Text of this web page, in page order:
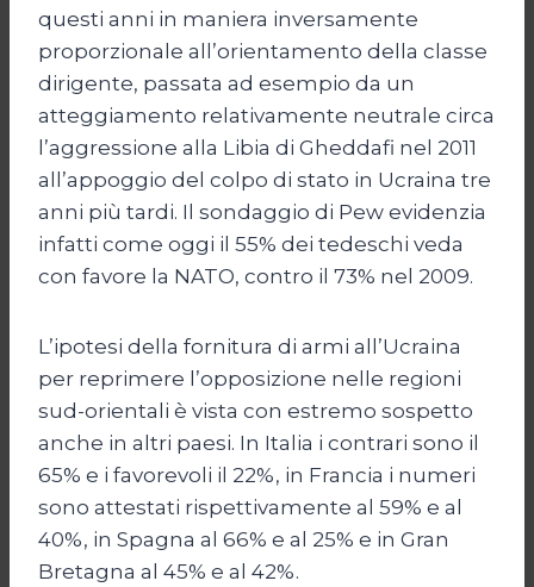
questi anni in maniera inversamente
proporzionale all’orientamento della classe
dirigente, passata ad esempio da un
atteggiamento relativamente neutrale circa
l’aggressione alla Libia di Gheddafi nel 2011
all’appoggio del colpo di stato in Ucraina tre
anni più tardi. Il sondaggio di Pew evidenzia
infatti come oggi il 55% dei tedeschi veda
con favore la NATO, contro il 73% nel 2009.
L’ipotesi della fornitura di armi all’Ucraina
per reprimere l’opposizione nelle regioni
sud-orientali è vista con estremo sospetto
anche in altri paesi. In Italia i contrari sono il
65% e i favorevoli il 22%, in Francia i numeri
sono attestati rispettivamente al 59% e al
40%, in Spagna al 66% e al 25% e in Gran
Bretagna al 45% e al 42%.